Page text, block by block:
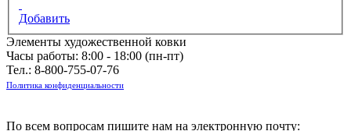
Добавить
Элементы художественной ковки
Часы работы: 8:00 - 18:00 (пн-пт)
Тел.: 8-800-755-07-76
Политика конфиденциальности
По всем вопросам пишите нам на электронную почту: